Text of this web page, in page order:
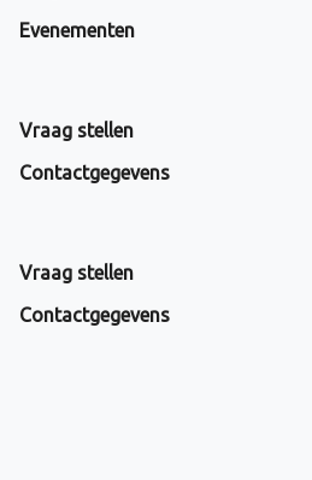
Evenementen
Vraag stellen
Contactgegevens
Vraag stellen
Contactgegevens